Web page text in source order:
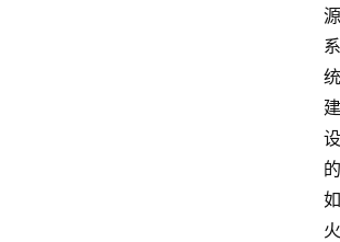
源
系
统
建
设
的
如
火